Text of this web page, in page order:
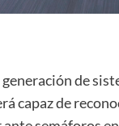
de
capaz de